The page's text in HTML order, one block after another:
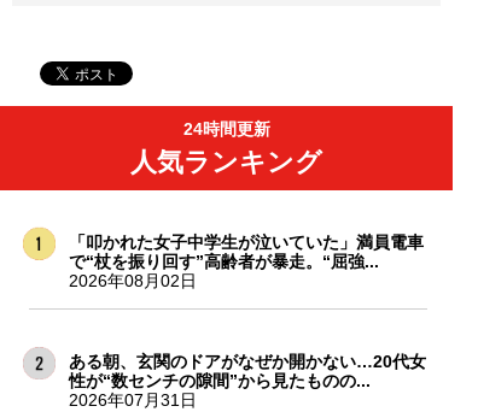
24時間更新
人気ランキング
「叩かれた女子中学生が泣いていた」満員電車
で“杖を振り回す”高齢者が暴走。“屈強...
2026年08月02日
ある朝、玄関のドアがなぜか開かない…20代女
性が“数センチの隙間”から見たものの...
2026年07月31日